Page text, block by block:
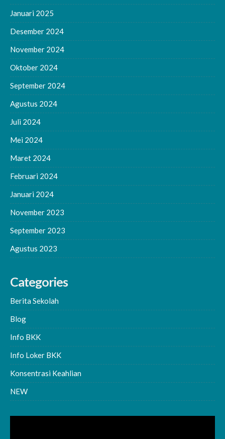
Januari 2025
Desember 2024
November 2024
Oktober 2024
September 2024
Agustus 2024
Juli 2024
Mei 2024
Maret 2024
Februari 2024
Januari 2024
November 2023
September 2023
Agustus 2023
Categories
Berita Sekolah
Blog
Info BKK
Info Loker BKK
Konsentrasi Keahlian
NEW